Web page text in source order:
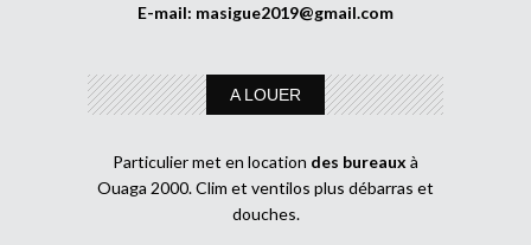
E-mail: masigue2019@gmail.com
A LOUER
Particulier met en location des bureaux à
Ouaga 2000. Clim et ventilos plus débarras et
douches.